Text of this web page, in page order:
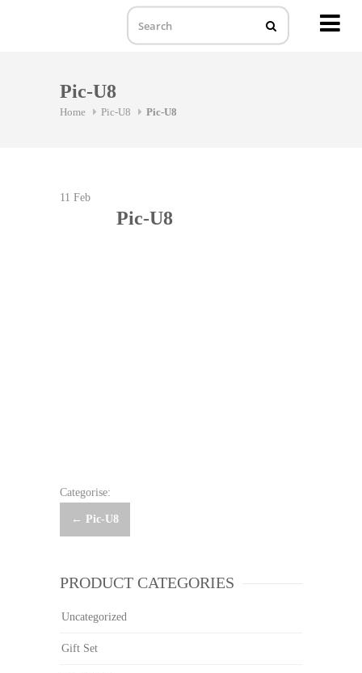
Pic-U8
Home Pic-U8 Pic-U8
11 Feb
Pic-U8
Categorise:
Post
← Pic-U8
PRODUCT CATEGORIES
Uncategorized
Gift Set